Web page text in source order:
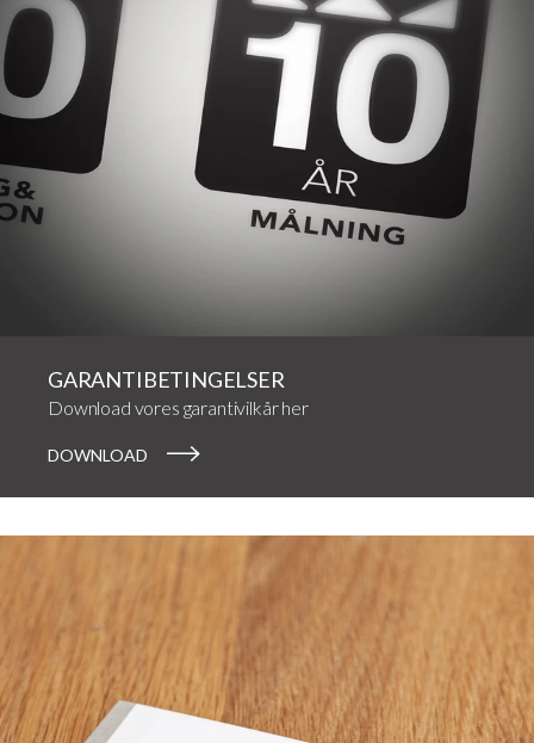
GARANTIBETINGELSER
Download vores garantivilkår her
DOWNLOAD